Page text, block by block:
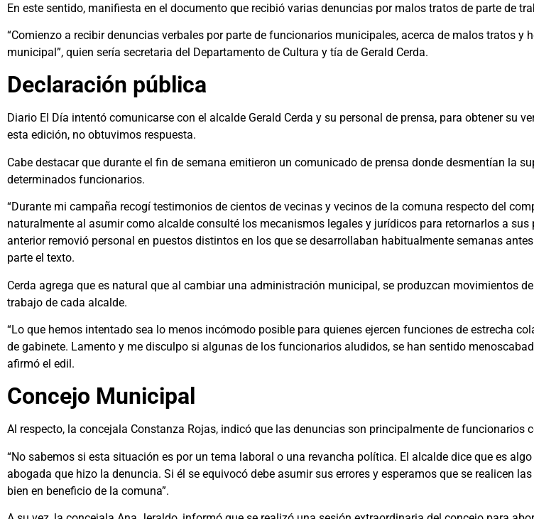
En este sentido, manifiesta en el documento que recibió varias denuncias por malos tratos de parte de
“Comienzo a recibir denuncias verbales por parte de funcionarios municipales, acerca de malos tratos
municipal”, quien sería secretaria del Departamento de Cultura y tía de Gerald Cerda.
Declaración pública
Diario El Día intentó comunicarse con el alcalde Gerald Cerda y su personal de prensa, para obtener su
esta edición, no obtuvimos respuesta.
Cabe destacar que durante el fin de semana emitieron un comunicado de prensa donde desmentían la
determinados funcionarios.
“Durante mi campaña recogí testimonios de cientos de vecinas y vecinos de la comuna respecto del
naturalmente al asumir como alcalde consulté los mecanismos legales y jurídicos para retornarlos a
anterior removió personal en puestos distintos en los que se desarrollaban habitualmente semanas
parte el texto.
Cerda agrega que es natural que al cambiar una administración municipal, se produzcan movimientos
trabajo de cada alcalde.
“Lo que hemos intentado sea lo menos incómodo posible para quienes ejercen funciones de estrecha
de gabinete. Lamento y me disculpo si algunas de los funcionarios aludidos, se han sentido
afirmó el edil.
Concejo Municipal
Al respecto, la concejala Constanza Rojas, indicó que las denuncias son principalmente de funcionarios
“No sabemos si esta situación es por un tema laboral o una revancha política. El alcalde dice que es
abogada que hizo la denuncia. Si él se equivocó debe asumir sus errores y esperamos que se realicen
bien en beneficio de la comuna”.